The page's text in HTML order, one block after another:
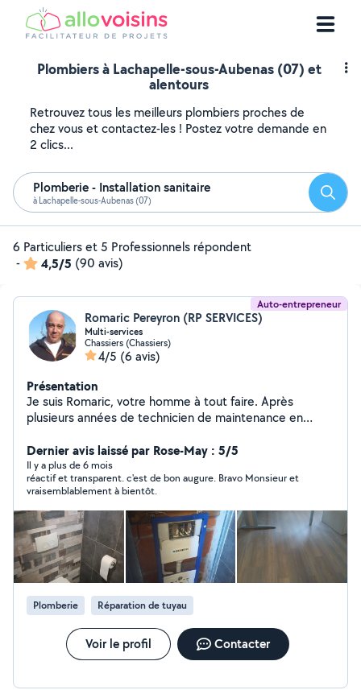
Plombiers à Lachapelle-sous-Aubenas (07) et
alentours
Retrouvez tous les meilleurs plombiers proches de
chez vous et contactez-les ! Postez votre demande en
2 clics...
Plomberie - Installation sanitaire
à Lachapelle-sous-Aubenas (07)
6 Particuliers et 5 Professionnels répondent
-
4,5/5 (90 avis)
Auto-entrepreneur
Romaric Pereyron (RP SERVICES)
Multi-services
Chassiers (Chassiers)
4/5 (6 avis)
Présentation
Je suis Romaric, votre homme à tout faire. Après
plusieurs années de technicien de maintenance en
entreprise dans ce domaine. Située à Chassiers, à côté
de Largentière j'interviens sur tout le sud Ardèche. De
Valgorge à Vallon pont d'arc et d'Aubenas à St Paul de
Jeune, sur les petits travaux de maintenance de vos
habitations, que se soit, une maison principale, une
maison secondaire ou un gîte. Mes interventions sont
très variées, cela peut être une fuite d'eau, le
remplacement d'un robinet, l'installation d'une prise de
courant, repeindre un mur, l'entretien d'une piscine ou
de pelouse.
Dernier avis laissé par Rose-May : 5/5
Il y a plus de 6 mois
réactif et transparent. c'est de bon augure. Bravo Monsieur et
vraisemblablement à bientôt.
Plomberie Réparation de tuyau
Voir le profil Contacter